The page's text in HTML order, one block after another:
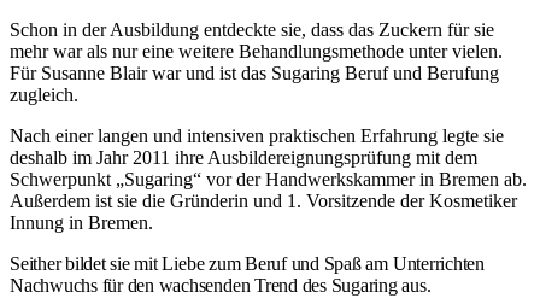
Schon in der Ausbildung entdeckte sie, dass das Zuckern für sie
mehr war als nur eine weitere Behandlungsmethode unter vielen.
Für Susanne Blair war und ist das Sugaring Beruf und Berufung
zugleich.
Nach einer langen und intensiven praktischen Erfahrung legte sie
deshalb im Jahr 2011 ihre Ausbildereignungsprüfung mit dem
Schwerpunkt „Sugaring“ vor der Handwerkskammer in Bremen ab.
Außerdem ist sie die Gründerin und 1. Vorsitzende der Kosmetiker
Innung in Bremen.
Seither bildet sie mit Liebe zum Beruf und Spaß am Unterrichten
Nachwuchs für den wachsenden Trend des Sugaring aus.